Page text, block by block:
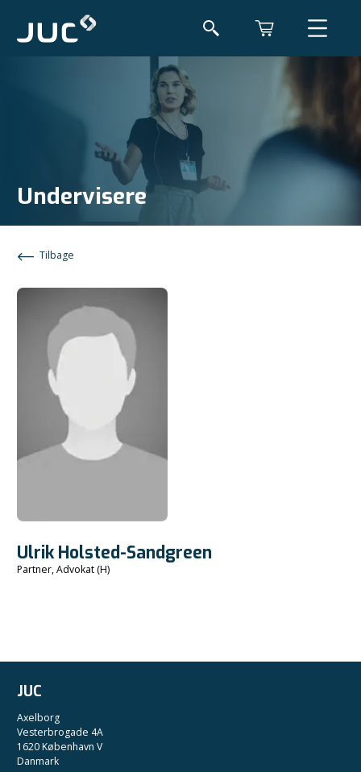
Undervisere
Tilbage
Ulrik Holsted-Sandgreen
Partner, Advokat (H)
JUC
Axelborg
Vesterbrogade 4A
1620 København V
Danmark